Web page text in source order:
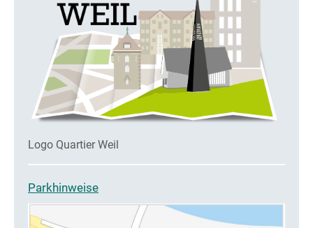
Logo Quartier Weil
Parkhinweise